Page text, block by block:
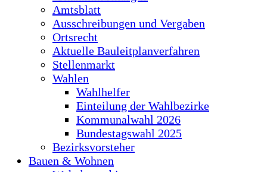
Amtsblatt
Ausschreibungen und Vergaben
Ortsrecht
Aktuelle Bauleitplanverfahren
Stellenmarkt
Wahlen
Wahlhelfer
Einteilung der Wahlbezirke
Kommunalwahl 2026
Bundestagswahl 2025
Bezirksvorsteher
Bauen & Wohnen